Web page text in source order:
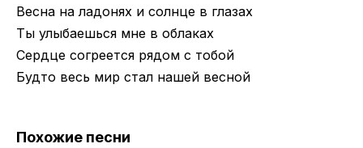
Весна на ладонях и солнце в глазах
Ты улыбаешься мне в облаках
Сердце согреется рядом с тобой
Будто весь мир стал нашей весной
Похожие песни